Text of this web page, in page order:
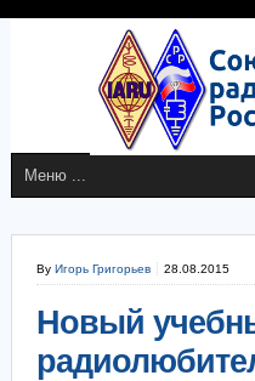
By Игорь Григорьев 28.08.2015
Новый